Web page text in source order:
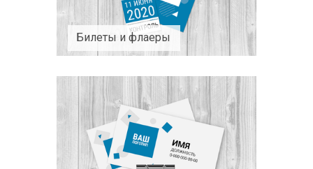
Билеты и флаеры